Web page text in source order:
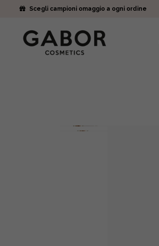
Scegli campioni omaggio a ogni ordine